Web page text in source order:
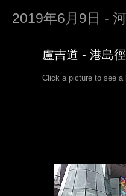
2019年6月9日 -
盧吉道 - 港島
Click a picture to see a